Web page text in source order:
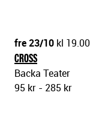
fre 23/10 kl 19.00
CROSS
Backa Teater
95 kr - 285 kr